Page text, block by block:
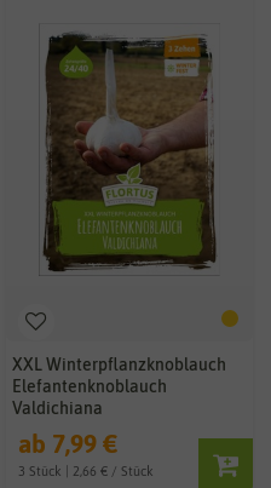
XXL Winterpflanzknoblauch
Elefantenknoblauch
Valdichiana
ab 7,99 €
3 Stück | 2,66 € / Stück